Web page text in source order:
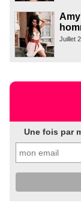
Juillet
Une fois par